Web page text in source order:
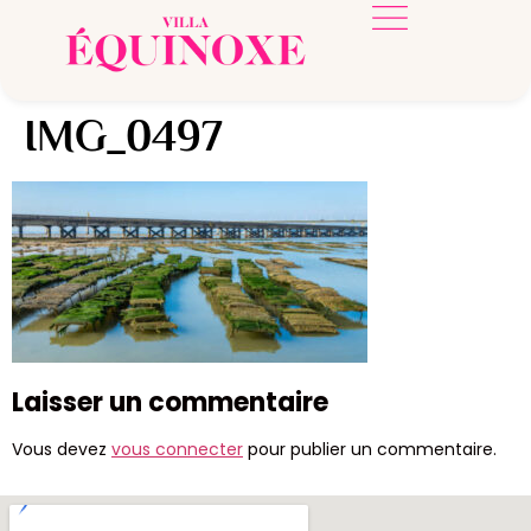
IMG_0497
Laisser un commentaire
Vous devez vous connecter pour publier un commentaire.